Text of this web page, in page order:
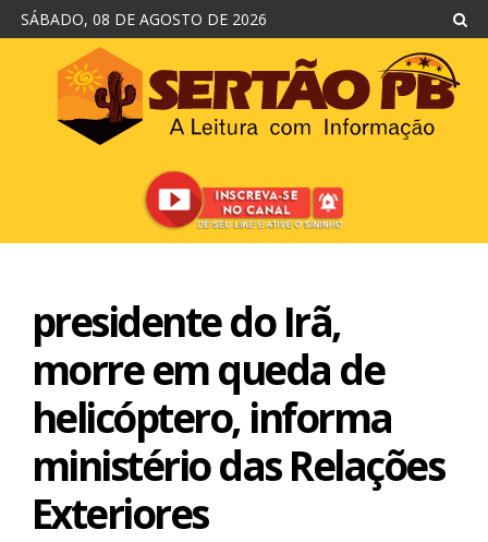
SÁBADO, 08 DE AGOSTO DE 2026
presidente do Irã,
morre em queda de
helicóptero, informa
ministério das Relações
Exteriores